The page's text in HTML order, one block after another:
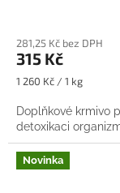
281,25 Kč bez DPH
315 Kč
Měrná
1 260 Kč / 1 kg
Doplňkové krmivo
detoxikaci
Novinka